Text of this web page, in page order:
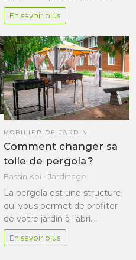
En savoir plus
MOBILIER DE JARDIN
Comment changer sa
toile de pergola ?
Bassin Koi - Jardinage
La pergola est une structure
qui vous permet de profiter
de votre jardin à l’abri…
En savoir plus